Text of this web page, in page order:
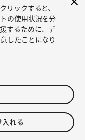
リックすると、
の使用状況を分
するために、デ
したことになり
れる